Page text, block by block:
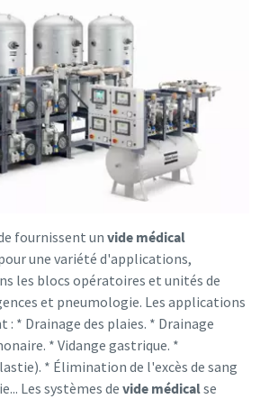
fournissent un vide médical
une variété d'applications,
les blocs opératoires et unités de
et pneumologie. Les applications
: * Drainage des plaies. * Drainage
* Vidange gastrique. *
* Élimination de l'excès de sang
Les systèmes de vide médicalse